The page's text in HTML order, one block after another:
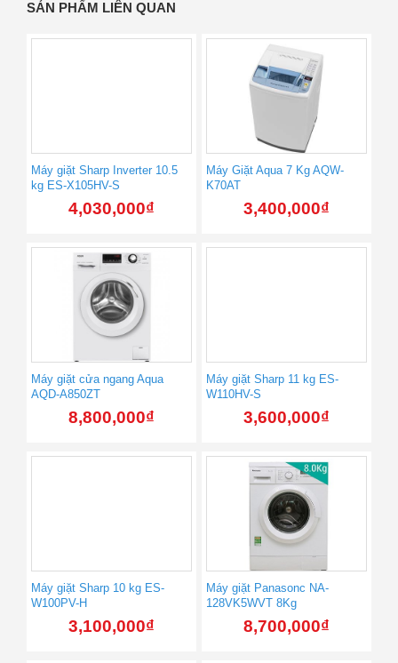
SẢN PHẨM LIÊN QUAN
Máy giặt Sharp Inverter 10.5
kg ES-X105HV-S
4,030,000₫
Máy Giặt Aqua 7 Kg AQW-
K70AT
3,400,000₫
Máy giặt cửa ngang Aqua
AQD-A850ZT
8,800,000₫
Máy giặt Sharp 11 kg ES-
W110HV-S
3,600,000₫
Máy giặt Sharp 10 kg ES-
W100PV-H
3,100,000₫
Máy giặt Panasonc NA-
128VK5WVT 8Kg
8,700,000₫